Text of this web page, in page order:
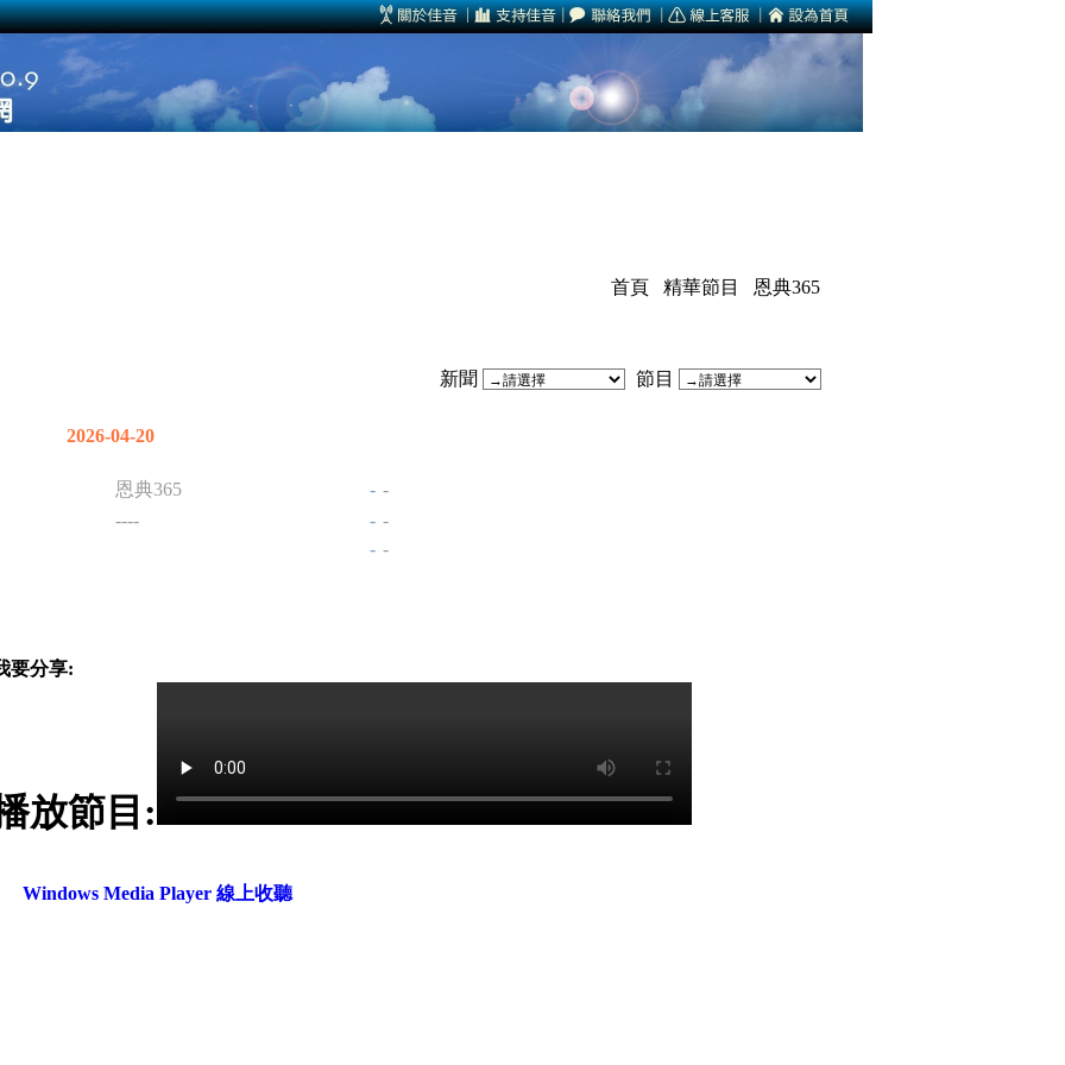
首頁 精華節目 恩典365
新聞 節目
2026-04-20
恩典365 - -
----
- -
- -
要分享:
放節目:
Windows Media Player 線上收聽